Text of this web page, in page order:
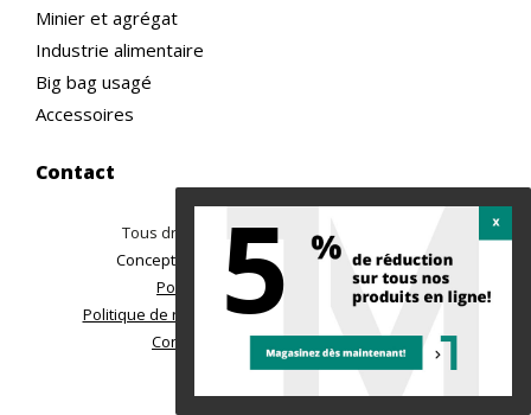
Minier et agrégat
Industrie alimentaire
Big bag usagé
Accessoires
Contact
Tous droits réservés ©2026 TREMAC
Conception site web : Ubéo solutions web
Politique de confidentialité
|
Politique de retour et annulation de commande
Conditions de vente et livraison
5